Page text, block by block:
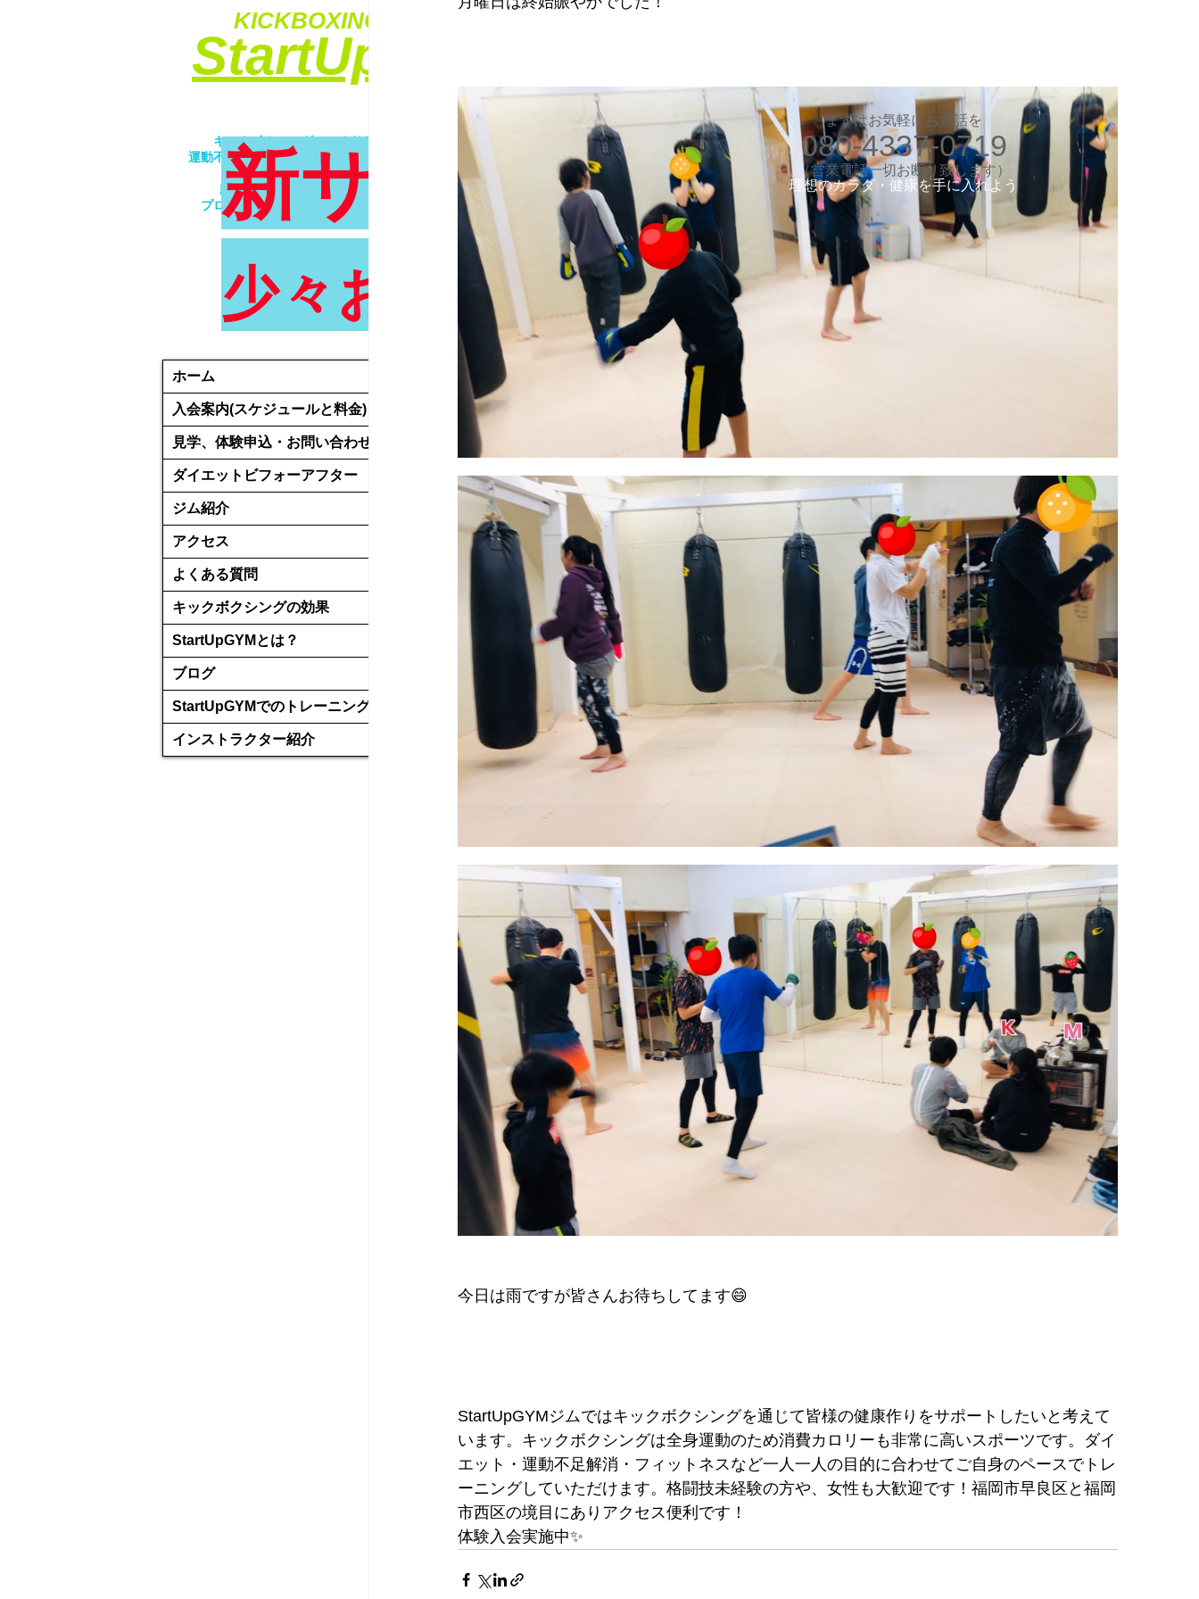
KICKBOXING&FITNESS
​StartUpGYM （営業電話一切お断り）
理想のカラダ・健康を手に入れよう
ホーム
入会案内(スケジュールと料金)
見学、体験申込・お問い合わせ
ダイエットビフォーアフター
ジム紹介
アクセス
よくある質問
キックボクシングの効果
StartUpGYMとは？
ブログ
StartUpGYMでのトレーニング
インストラクター紹介
​体験入会実施中
​キックボクシングでエクササイズ
運動不足解消・ダイエット・ストレス発散
​女性・未経験者歓迎！！
親子で一緒にトレーニング！！
プロが優しく丁寧に指導致します！！
新サイトに移動します
少々お待ちください
今日は雨ですが皆さんお待ちしてます😄
StartUpGYMジムではキックボクシングを通じて皆様の健康作りをサポートしたいと考えて
います。キックボクシングは全身運動のため消費カロリーも非常に高いスポーツです。ダイ
エット・運動不足解消・フィットネスなど一人一人の目的に合わせてご自身のペースでトレ
ーニングしていただけます。格闘技未経験の方や、女性も大歓迎です！福岡市早良区と福岡
市西区の境目にありアクセス便利です！
体験入会実施中✨
まずはお気軽にお電話を
080-4337-0719
​（営業電話一切お断り致します）
​理想のカラダ・健康を手に入れよう